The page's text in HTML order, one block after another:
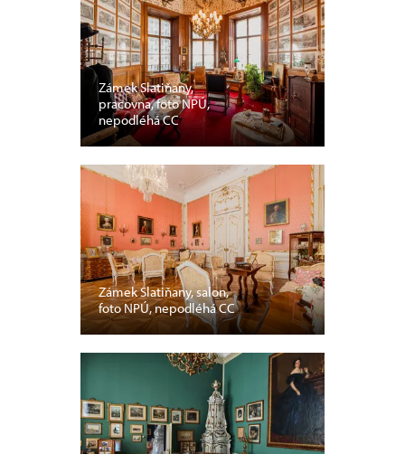
Zámek Slatiňany,
pracovna, foto NPÚ,
nepodléhá CC
Zámek Slatiňany, salon,
foto NPÚ, nepodléhá CC